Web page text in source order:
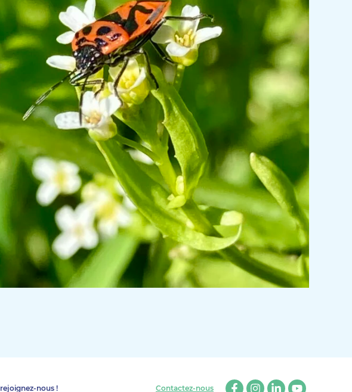
nous ! Contactez-nous